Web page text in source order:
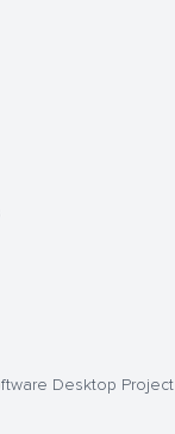
Desktop Project